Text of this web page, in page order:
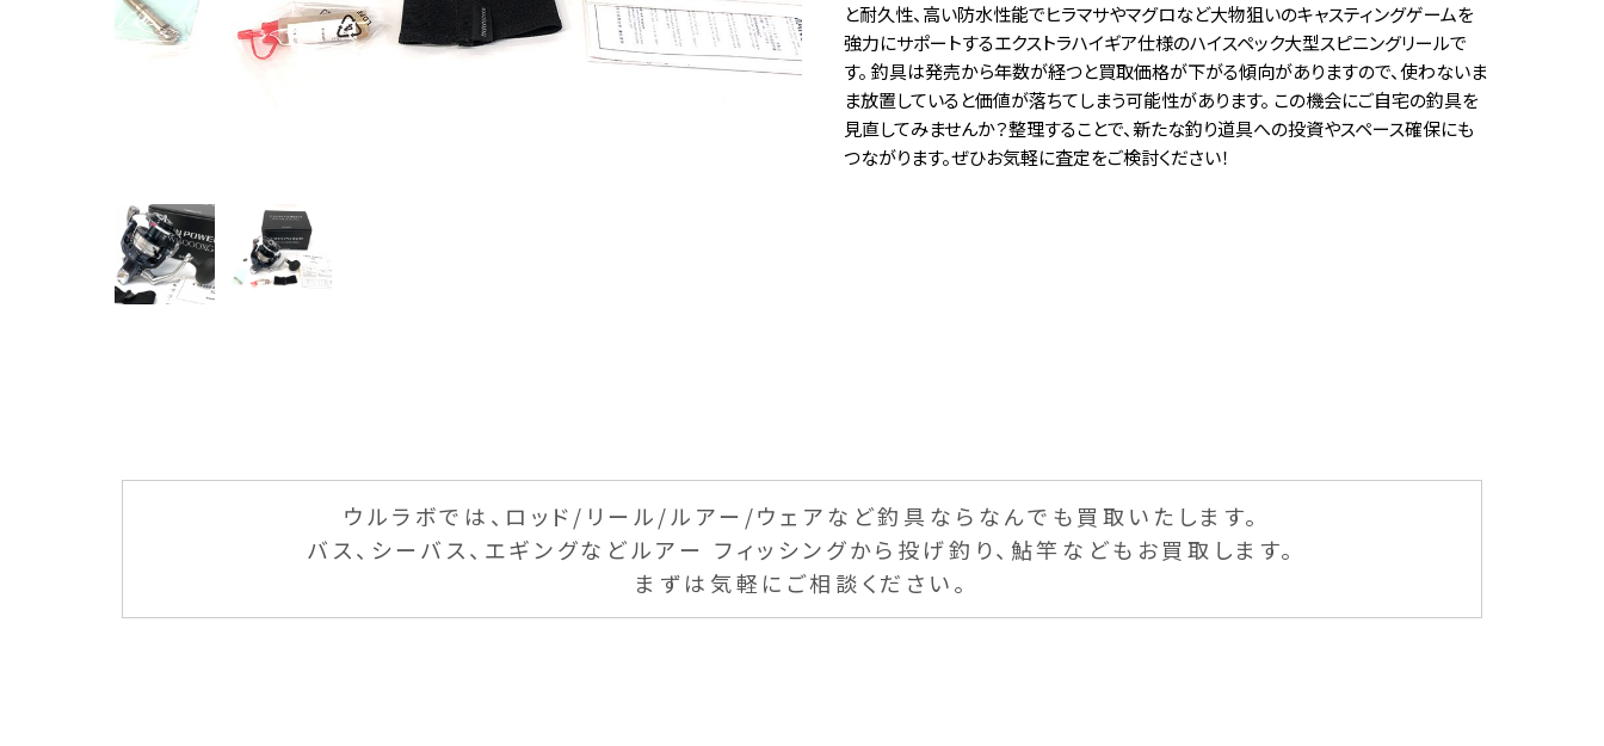
と耐久性、高い防水性能でヒラマサやマグロなど大物狙いのキャスティングゲームを
強力にサポートするエクストラハイギア仕様のハイスペック大型スピニングリールで
す。 釣具は発売から年数が経つと買取価格が下がる傾向がありますので、使わないま
ま放置していると価値が落ちてしまう可能性があります。 この機会にご自宅の釣具を
見直してみませんか？整理することで、新たな釣り道具への投資やスペース確保にも
つながります。ぜひお気軽に査定をご検討ください！
ウルラボでは、ロッド/リール/ルアー/ウェアなど釣具なら なんでも買取いたします。
バス、シーバス、エギングなどルアー フィッシングから投げ釣り、 鮎竿などもお買取します。
まずは気軽にご相談ください。